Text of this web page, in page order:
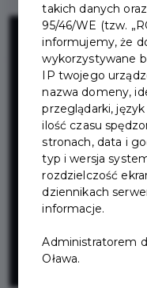
takich danych
95/46/WE (tzw.
informujemy, że
wykorzystywane
IP twojego
nazwa domeny,
przeglądarki,
ilość czasu
stronach, data i
typ i wersja
rozdzielczość
dziennikach
informacje.
Administratorem
Oława.